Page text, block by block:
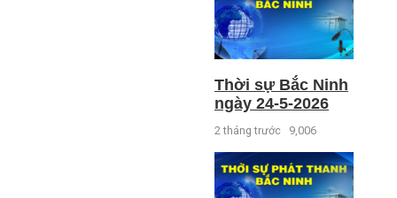
Thời sự Bắc Ninh
ngày 24-5-2026
2 tháng trước 9,006